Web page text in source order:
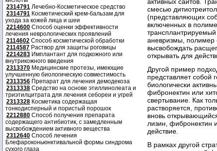
2314791 Лечебно-Косметическое средство
2314791 Косметический крем-бальзам для
ухода за кожей лица и шеи
2214600 Способ оценки эффективности
лечения неврологических проявлений
2114602 Способ косметической обработки
2114587 Раствор для защиты роговицы
2214283 Имплантант для подкожного или
внутрикожного введения
2313370 Медицинские протезы, имеющие
улучшенную биологическую совместимость
2313356 Препарат для лечения демодекоза
2313338 Средство на основе этиллинолеата и
триэтилцитрата для лечения себореи и угрей
2313328 Косметика содержащая
тонкодисперный и пористый порошок
2212880 Способ получения препарата
содержащего антибиотик, с замедленным
высвобождением активного вещества
2312640 Способ лечения
Блефароконьюнктивальной формы синдрома
сухого глаза
активных сайтов.
смесью
(представляющих
включенных в
аневризмы,
высвобождать
открывать для
Другой пример
представляет собой
биологически
фибронектин или
свертывание. Как
растворяется,
вновь
лизин, фибронектин
действие.
В рамках другой